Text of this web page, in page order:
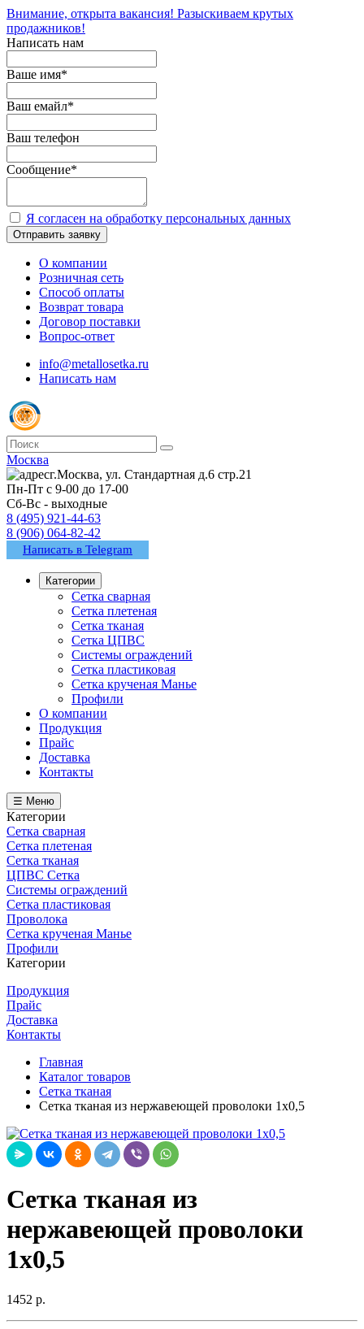
Внимание, открыта вакансия! Разыскиваем крутых
продажников!
Написать нам
Ваше имя*
Ваш емайл*
Ваш телефон
Сообщение*
Я согласен на обработку персональных данных
Отправить заявку
О компании
Розничная сеть
Способ оплаты
Возврат товара
Договор поставки
Вопрос-ответ
info@metallosetka.ru
Написать нам
Москва
г.Москва, ул. Стандартная д.6 стр.21
Пн-Пт с 9-00 до 17-00
Сб-Вс - выходные
8 (495) 921-44-63
8 (906) 064-82-42
Написать в Telegram
Категории
Сетка сварная
Сетка плетеная
Сетка тканая
Сетка ЦПВС
Системы ограждений
Сетка пластиковая
Сетка крученая Манье
Профили
О компании
Продукция
Прайс
Доставка
Контакты
☰ Меню
Категории
Сетка сварная
Сетка плетеная
Сетка тканая
ЦПВС Сетка
Системы ограждений
Сетка пластиковая
Проволока
Сетка крученая Манье
Профили
Категории
Продукция
Прайс
Доставка
Контакты
Главная
Каталог товаров
Сетка тканая
Сетка тканая из нержавеющей проволоки 1х0,5
Сетка тканая из
нержавеющей проволоки
1х0,5
1452 р.